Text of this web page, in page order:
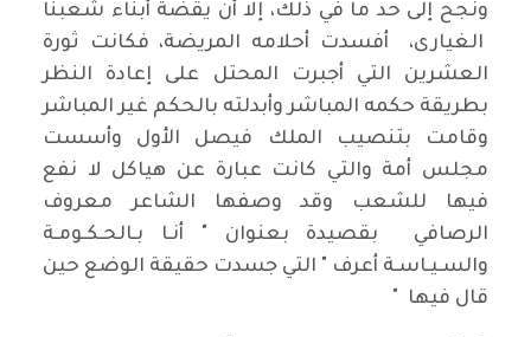
ونجح إلى حد ما في ذلك، إلا أن يقضة أبناء شعبنا
الغيارى، أفسدت أحلامه المريضة، فكانت ثورة
العشرين التي أجبرت المحتل على إعادة النظر
بطريقة حكمه المباشر وأبدلته بالحكم غير المباشر
وقامت بتنصيب الملك فيصل الأول وأسست
مجلس أمة والتي كانت عبارة عن هياكل لا نفع
فيها للشعب وقد وصفها الشاعر معروف
الرصافي بقصيدة بعنوان " أنـا بـالحـكـومـة
والسـيـاسـة أعرف " التي جسدت حقيقة الوضع حين
قال فيها "